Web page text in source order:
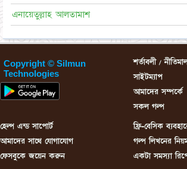
এনায়েতুল্লাহ আলতামাশ
Copyright © Silmun
Technologies
শর্তাবলী /
সাইটম্যাপ
আমাদের সম্পর্কে
সকল গল্প
হেল্প এন্ড সাপোর্ট
আমাদের সাথে যোগাযোগ
ফেসবুকে জয়েন করুন
ফ্রি-বেসিক
গল্প লিখনের
একটা সমস্যা